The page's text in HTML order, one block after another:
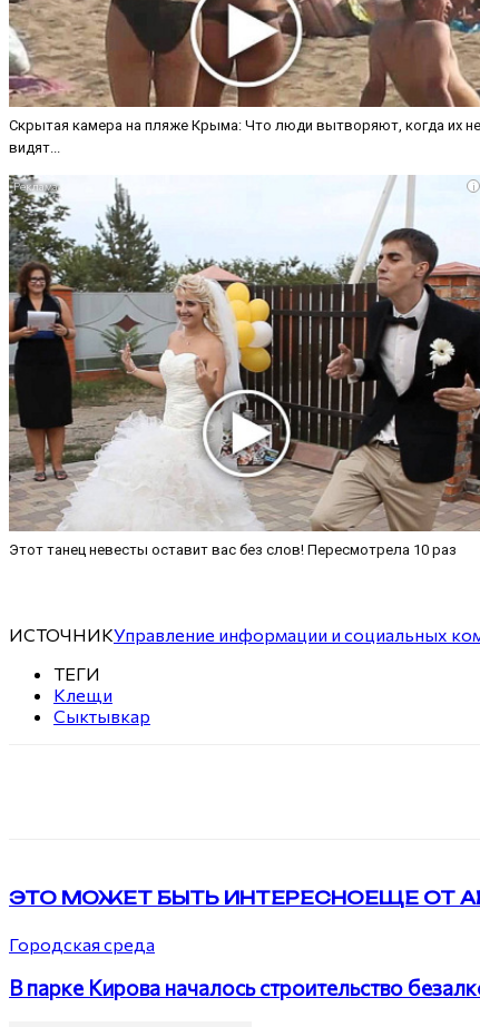
Скрытая камера на пляже Крыма: Что люди вытворяют, когда их не
видят...
i
Этот танец невесты оставит вас без слов! Пересмотрела 10 раз
ИСТОЧНИКУправление информации и социальных
ТЕГИ
Клещи
Сыктывкар
ЭТО МОЖЕТ БЫТЬ ИНТЕРЕСНОЕЩЕ ОТ
Городская среда
В парке Кирова началось строительство